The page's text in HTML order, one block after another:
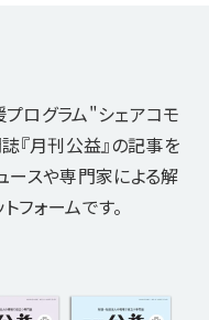
ログラム"シェアコモ
月刊公益』の記事を
ースや専門家による解
フォームです。